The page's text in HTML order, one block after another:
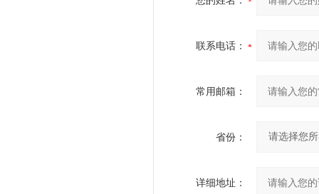
联系电话：
常用邮箱：
省份：
详细地址：